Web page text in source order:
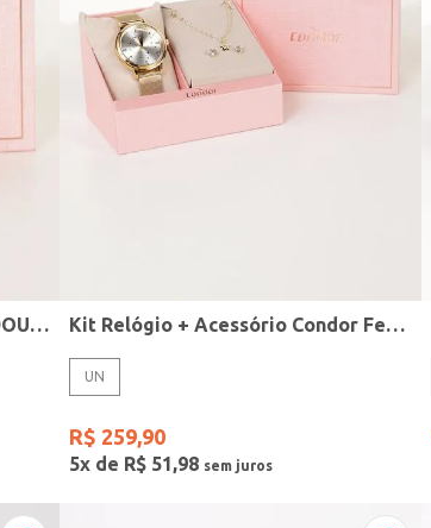
Relógio Mini Condor Feminino DOURADO Kit Relógio + Acessório Condor Feminino DOURADO
UN
R$ 259,90
5x de R$ 51,98